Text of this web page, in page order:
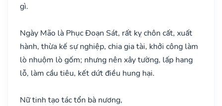
gì.
Ngày Mão là Phục Đoạn Sát, rất kỵ chôn cất, xuất
hành, thừa kế sự nghiệp, chia gia tài, khởi công làm
lò nhuộm lò gốm; nhưng nên xây tường, lấp hang
lỗ, làm cầu tiêu, kết dứt điều hung hại.
Nữ tinh tạo tác tổn bà nương,